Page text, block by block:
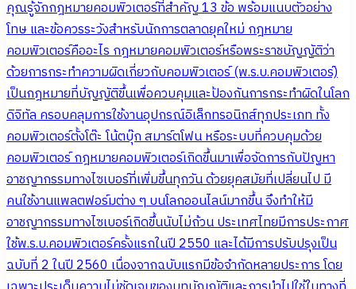
คุณรู้จักกฎหมายคอมพิวเตอร์ที่สำคัญ 13 ข้อ พร้อมแนบตัวอย่าง
โทษ และข้อควรระวังสำหรับนักการตลาดยุคใหม่ กฎหมาย
คอมพิวเตอร์คืออะไร กฎหมายคอมพิวเตอร์หรือพระราชบัญญัติว่า
ด้วยการกระทำความผิดเกี่ยวกับคอมพิวเตอร์ (พ.ร.บ.คอมพิวเตอร์)
เป็นกฎหมายที่บัญญัติขึ้นเพื่อควบคุมและป้องกันการกระทำผิดในโลก
ดิจิทัล ครอบคลุมการใช้งานอุปกรณ์อิเล็กทรอนิกส์ทุกประเภท ทั้ง
คอมพิวเตอร์ตั้งโต๊ะ โน้ตบุ๊ก สมาร์ตโฟน หรือระบบที่ควบคุมด้วย
คอมพิวเตอร์ กฎหมายคอมพิวเตอร์เกิดขึ้นมาเพื่อจัดการกับปัญหา
อาชญากรรมทางไซเบอร์ที่เพิ่มขึ้นทุกวัน ด้วยยุคสมัยที่เปลี่ยนไป มี
คนใช้งานแพลตฟอร์มต่าง ๆ บนโลกออนไลน์มากขึ้น จึงทำให้มี
อาชญากรรมทางไซเบอร์เกิดขึ้นนับไม่ถ้วน ประเทศไทยมีการประกาศ
ใช้พ.ร.บ.คอมพิวเตอร์ครั้งแรกในปี 2550 และได้มีการปรับปรุงเป็น
ฉบับที่ 2 ในปี 2560 เนื่องจากฉบับแรกมีข้อจำกัดหลายประการ โดย